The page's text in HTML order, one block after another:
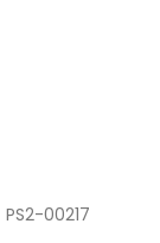
PS2-00217